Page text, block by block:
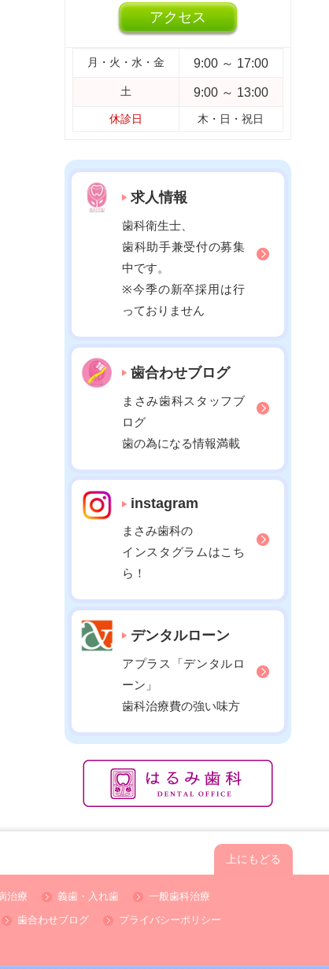
2023年01月
2022年12月
2022年11月
2022年06月
2022年05月
2022年04月
2022年03月
2022年02月
2021年11月
2021年10月
2021年09月
2021年08月
2021年07月
2021年06月
2021年05月
2021年04月
2021年02月
2021年01月
2020年12月
2020年11月
2020年10月
2020年09月
2020年08月
2020年06月
2020年05月
アクセス
月・火・水・金 9:00 ～ 17:00
土 9:00 ～ 13:00
休診日 木・日・祝日
求人情報
歯科衛生士、
歯科助手兼受付の募集
中です。
※今季の新卒採用は行
っておりません
歯合わせブログ
まさみ歯科スタッフブ
ログ
歯の為になる情報満載
instagram
まさみ歯科の
インスタグラムはこち
ら！
デンタルローン
アプラス「デンタルロ
ーン」
歯科治療費の強い味方
上にもどる
治療 義歯・入れ歯
一般歯科治療
歯合わせブログ
プライバシーポリシー